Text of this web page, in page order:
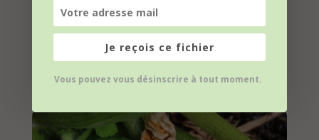
Quand récolter les pastèques
Je reçois ce fichier
Vous pouvez vous désinscrire à tout moment.